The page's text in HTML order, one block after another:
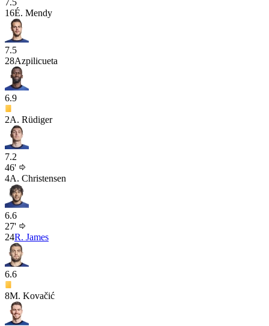
7.5
16É. Mendy
7.5
28Azpilicueta
6.9
2A. Rüdiger
7.2
46'
4A. Christensen
6.6
27'
24R. James
6.6
8M. Kovačić